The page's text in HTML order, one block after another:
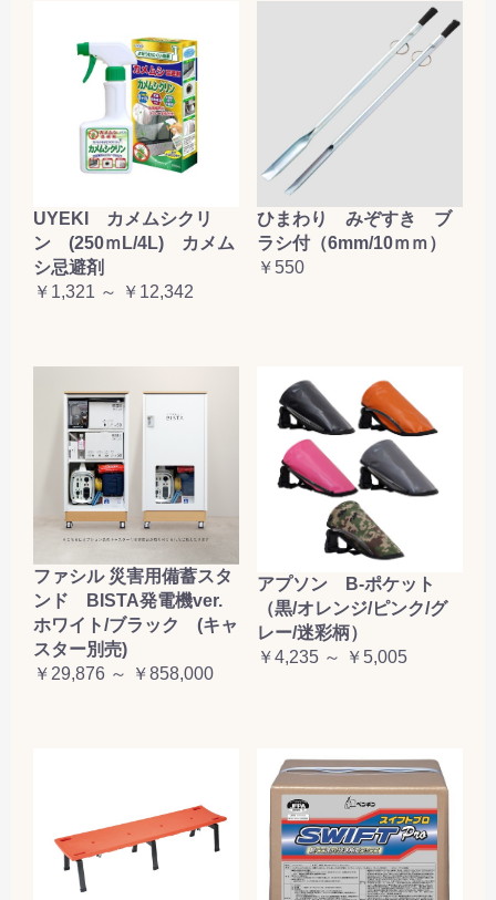
UYEKI カメムシクリ
ン (250ｍL/4L) カメム
シ忌避剤
￥1,321 ～ ￥12,342
ひまわり みぞすき ブ
ラシ付（6mm/10ｍｍ）
￥550
ファシル 災害用備蓄スタ
ンド BISTA発電機ver.
ホワイト/ブラック (キャ
スター別売)
￥29,876 ～ ￥858,000
アプソン B-ポケット
（黒/オレンジ/ピンク/グ
レー/迷彩柄）
￥4,235 ～ ￥5,005